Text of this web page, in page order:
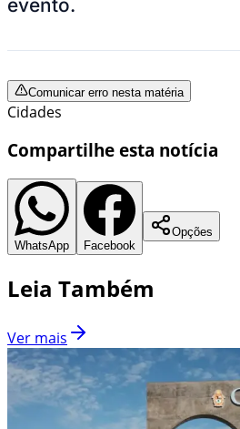
evento.
Comunicar erro nesta matéria
Cidades
Compartilhe esta notícia
WhatsApp Facebook
Opções
Leia Também
Ver mais